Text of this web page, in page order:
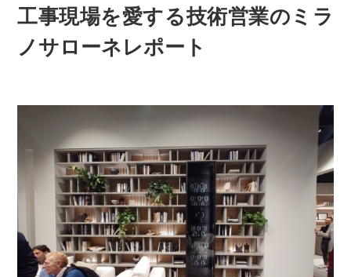
工事現場を愛する技術営業のミラ
ノサローネレポート